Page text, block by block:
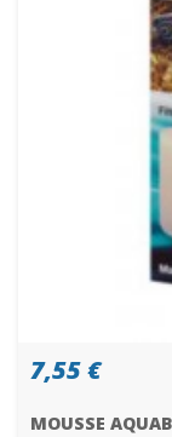
7,55 €
MOUSSE